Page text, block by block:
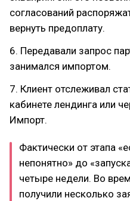
согласований
вернуть предоплату.
6. Передавали запрос
занимался импортом.
7. Клиент отслеживал
кабинете лендинга или
Импорт.
Фактически от этапа
непонятно» до
четыре недели. Во
получили несколько